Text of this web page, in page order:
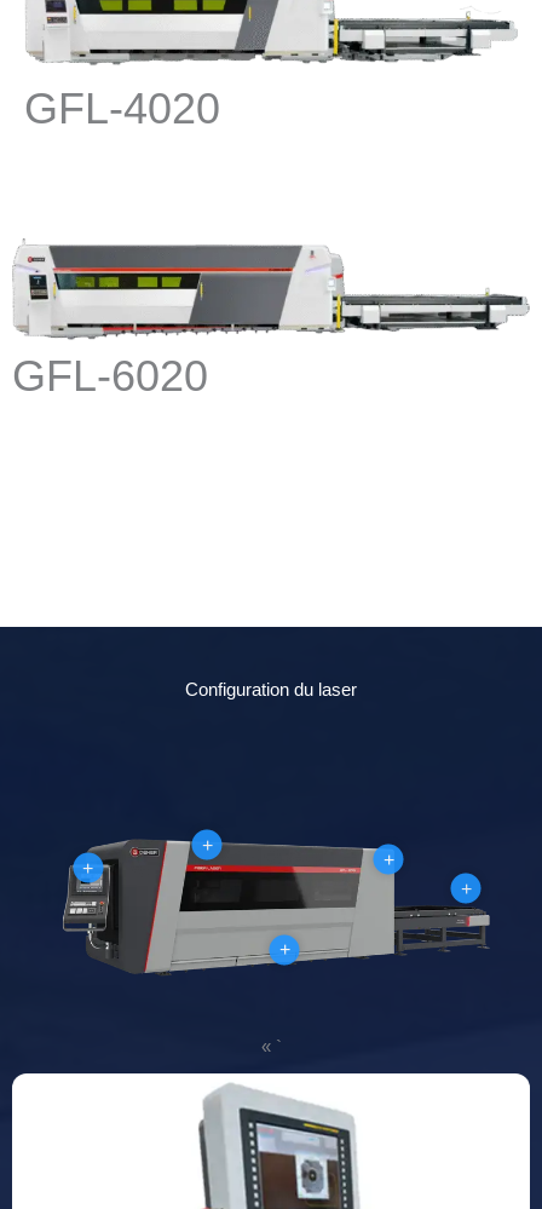
GFL-4020
GFL-6020
Configuration du laser
+
+
+
+
+
« `